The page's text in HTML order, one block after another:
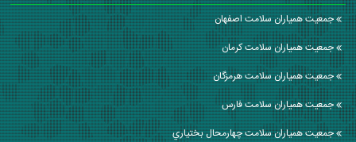
جمعیت همیاران سلامت اصفهان
جمعیت همیاران سلامت كرمان
جمعیت همیاران سلامت هرمزگان
جمعیت همیاران سلامت فارس
جمعیت همیاران سلامت چهارمحال بختياري